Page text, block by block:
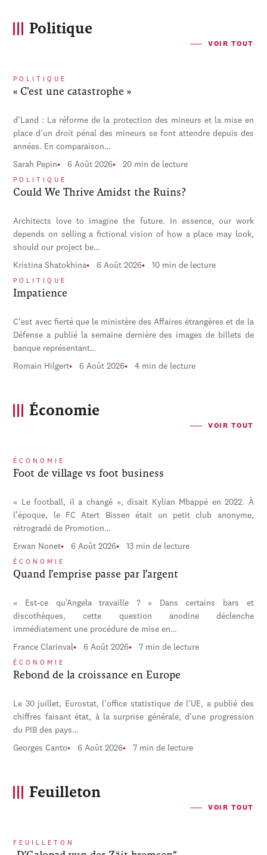
Politique
VOIR TOUT
POLITIQUE
« C'est une catastrophe »
d’Land : La réforme de la protection des mineurs et la mise en
place d’un droit pénal des mineurs se font attendre depuis des
années. En comparaison…
Sarah Pepin 6 Août 2026 20 min de lecture
POLITIQUE
Could We Thrive Amidst the Ruins?
Architects love to imagine the future. In essence, our work
depends on selling a fictional vision of how a place may look,
should our project be…
Kristina Shatokhina 6 Août 2026 10 min de lecture
POLITIQUE
Impatience
C'est avec fierté que le ministère des Affaires étrangères et de la
Défense a publié la semaine dernière des images de billets de
banque représentant…
Romain Hilgert 6 Août 2026 4 min de lecture
Économie
VOIR TOUT
ÉCONOMIE
Foot de village vs foot business
« Le football, il a changé », disait Kylian Mbappé en 2022. À
l’époque, le FC Atert Bissen était un petit club anonyme,
rétrogradé de Promotion…
Erwan Nonet 6 Août 2026 13 min de lecture
ÉCONOMIE
Quand l’emprise passe par l’argent
« Est-ce qu’Angela travaille ? » Dans certains bars et
discothèques, cette question anodine déclenche
immédiatement une procédure de mise en…
France Clarinval 6 Août 2026 7 min de lecture
ÉCONOMIE
Rebond de la croissance en Europe
Le 30 juillet, Eurostat, l’office statistique de l’UE, a publié des
chiffres faisant état, à la surprise générale, d’une progression
du PIB des pays…
Georges Canto 6 Août 2026 7 min de lecture
Feuilleton
VOIR TOUT
FEUILLETON